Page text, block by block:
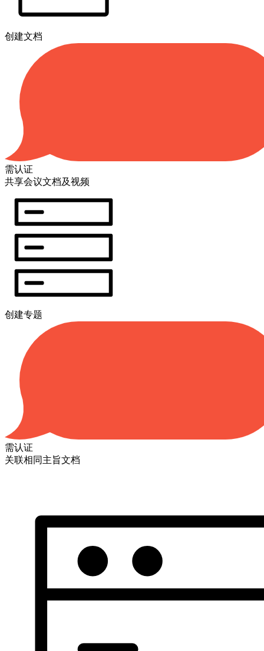
创建文档
需认证
共享会议文档及视频
创建专题
需认证
关联相同主旨文档